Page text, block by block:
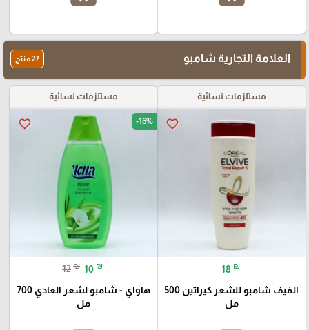
العلامة التجارية شامبو 27 منتج
مستلزمات نسائية
favorite_border
18 ₪
الفيف شامبو للشعر كيراتين 500
مل
مستلزمات نسائية
favorite_border -16%
12 ₪ 10 ₪
هاواي - شامبو لشعر العادي 700
مل